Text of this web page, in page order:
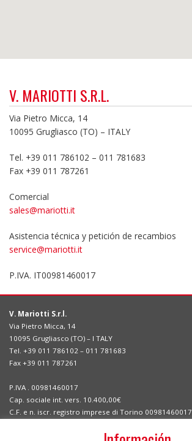
V. MARIOTTI S.R.L.
Via Pietro Micca, 14
10095 Grugliasco (TO) – I​TALY​
Tel. +39 011 786102 – 011 781683
Fax +39 011 787261
Comercial
sales@mariotti.it
Asistencia técnica y petición de recambios
service@mariotti.it
P.IVA​.​ IT00981460017
V. Mariotti S.r.l.
Via Pietro Micca, 14
10095 Grugliasco (TO) – I TALY
Tel. +39 011 786102 – 011 781683
Fax +39 011 787261
P.IVA . 00981460017
Cap. sociale int. vers. 10.400,00€
C.F. e n. iscr. registro imprese di Torino 00981460017